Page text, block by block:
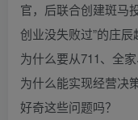
官，后联合创建斑马
创业没失败过”的庄辰
为什么要从711、全
为什么能实现经营决
好奇这些问题吗？